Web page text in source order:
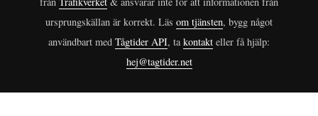
ursprungskällan är korrekt. Läs om tjänsten, bygg något
användbart med Tågtider API, takontakt eller få hjälp:
hej@tagtider.net